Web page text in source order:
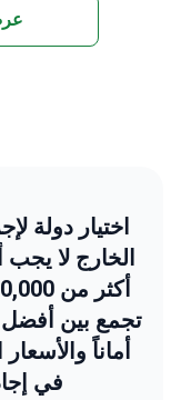
اختيار دولة
الخارج لا
تجمع بين أفضل
أماناً
في